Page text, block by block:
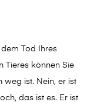
Tod Ihres
Tieres können Sie
weg ist. Nein, er ist
das ist es. Er ist